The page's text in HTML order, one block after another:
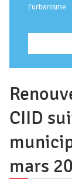
i
c
i
l'urbanisme.
CIID
mars